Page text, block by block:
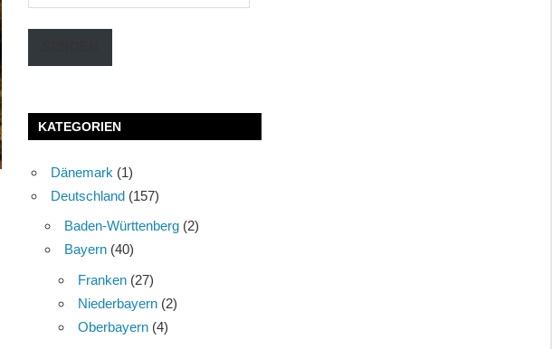
Mail-
Adresse
KATEGORIEN
Dänemark (1)
Deutschland (157)
Baden-Württenberg (2)
Bayern (40)
Franken (27)
Niederbayern (2)
Oberbayern (4)